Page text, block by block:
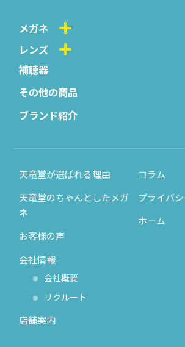
メガネ
レンズ
補聴器
その他の商品
ブランド紹介
天竜堂が選ばれる理由
天竜堂のちゃんとしたメガ
ネ
お客様の声
会社情報
会社概要
リクルート
店舗案内
コラム
プライバ
ホーム